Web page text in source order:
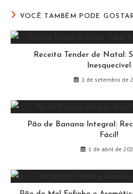
VOCÊ TAMBÉM PODE
Receita Tender de Natal:
Inesquecível
1 de setembro de
Pão de Banana Integral:
Fácil!
1 de abril de